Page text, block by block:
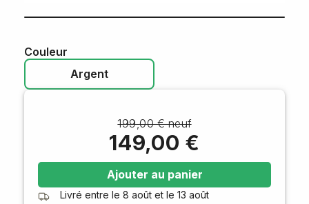
Couleur
Argent
199,00 € neuf
149,00 €
Ajouter au panier
Livré entre le 8 août et le 13 août